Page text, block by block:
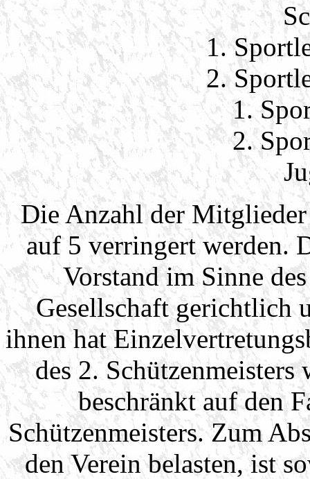
1.
2.
1.
2.
Die Anzahl der Mitglieder
auf 5 verringert werden.
Vorstand im Sinne
Gesellschaft gerichtlich
ihnen hat
des 2.
beschränkt auf den
Schützenmeisters. Zum
den Verein belasten, ist